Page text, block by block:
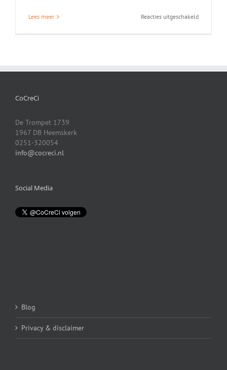
Lees meer Reacties uitgeschakeldvoor
CoCreCi
De Trompet 1739
1967 DB Heemskerk
0251-320054
info@cocreci.nl
Social Media
Blog
Privacy & disclaimer